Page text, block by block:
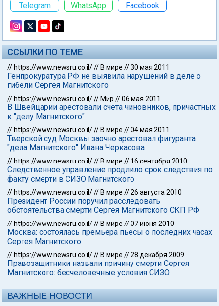
Telegram
WhatsApp Facebook
ССЫЛКИ ПО ТЕМЕ
// https://www.newsru.co.il/// В мире //30 мая 2011
Генпрокуратура РФ не выявила нарушений в деле о
гибели Сергея Магнитского
// https://www.newsru.co.il/// Мир //06 мая 2011
В Швейцарии арестовали счета чиновников, причастных
к "делу Магнитского"
// https://www.newsru.co.il/// В мире //04 мая 2011
Тверской суд Москвы заочно арестовал фигуранта
"дела Магнитского" Ивана Черкасова
// https://www.newsru.co.il/// В мире // 16 сентября 2010
Следственное управление продлило срок следствия по
факту смерти в СИЗО Магнитского
// https://www.newsru.co.il/// В мире //26 августа 2010
Президент России поручил расследовать
обстоятельства смерти Сергея Магнитского СКП РФ
// https://www.newsru.co.il/// В мире //07 июня 2010
Москва: состоялась премьера пьесы о последних часах
Сергея Магнитского
// https://www.newsru.co.il/// В мире //28 декабря 2009
Правозащитники назвали причину смерти Сергея
Магнитского: бесчеловечные условия СИЗО
ВАЖНЫЕ НОВОСТИ